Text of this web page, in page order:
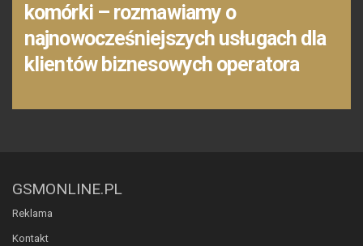
komórki – rozmawiamy o
najnowocześniejszych usługach dla
klientów biznesowych operatora
GSMONLINE.PL
Reklama
Kontakt